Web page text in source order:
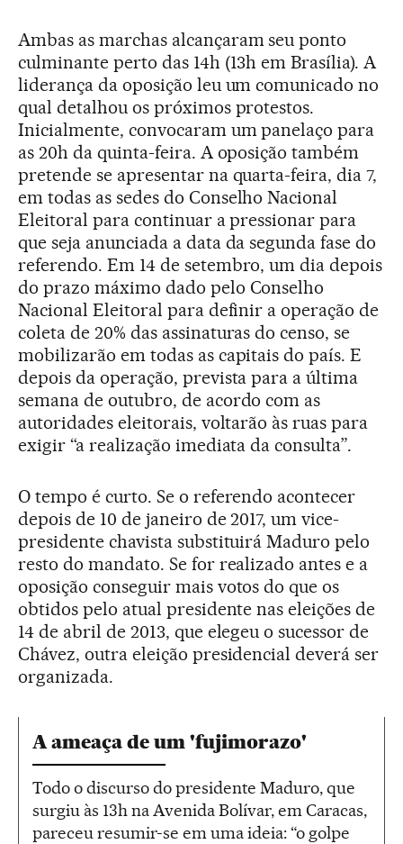
Ambas as marchas alcançaram seu ponto
culminante perto das 14h (13h em Brasília). A
liderança da oposição leu um comunicado no
qual detalhou os próximos protestos.
Inicialmente, convocaram um panelaço para
as 20h da quinta-feira. A oposição também
pretende se apresentar na quarta-feira, dia 7,
em todas as sedes do Conselho Nacional
Eleitoral para continuar a pressionar para
que seja anunciada a data da segunda fase do
referendo. Em 14 de setembro, um dia depois
do prazo máximo dado pelo Conselho
Nacional Eleitoral para definir a operação de
coleta de 20% das assinaturas do censo, se
mobilizarão em todas as capitais do país. E
depois da operação, prevista para a última
semana de outubro, de acordo com as
autoridades eleitorais, voltarão às ruas para
exigir “a realização imediata da consulta”.
O tempo é curto. Se o referendo acontecer
depois de 10 de janeiro de 2017, um vice-
presidente chavista substituirá Maduro pelo
resto do mandato. Se for realizado antes e a
oposição conseguir mais votos do que os
obtidos pelo atual presidente nas eleições de
14 de abril de 2013, que elegeu o sucessor de
Chávez, outra eleição presidencial deverá ser
organizada.
A ameaça de um 'fujimorazo'
Todo o discurso do presidente Maduro, que
surgiu às 13h na Avenida Bolívar, em Caracas,
pareceu resumir-se em uma ideia: “o golpe